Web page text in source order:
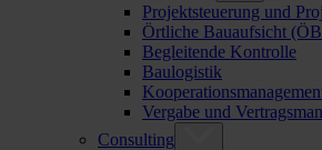
Projektsteuerung und
Örtliche Bauaufsicht
Begleitende Kontrolle
Baulogistik
Vergabe und
Consulting